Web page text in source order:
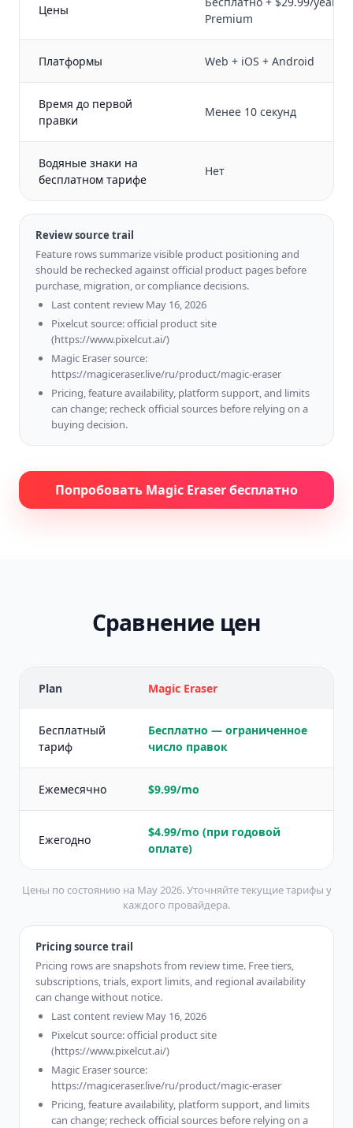
Цены
Premium
Платформы Web + iOS + Android
Время до первой
правки
Менее 10 секунд
Водяные знаки на
бесплатном тарифе
Нет
Review source trail
Feature rows summarize visible product positioning and
should be rechecked against official product pages before
purchase, migration, or compliance decisions.
Last content review May 16, 2026
Pixelcut source: official product site
(https://www.pixelcut.ai/)
Magic Eraser source:
https://magiceraser.live/ru/product/magic-eraser
Pricing, feature availability, platform support, and limits
can change; recheck official sources before relying on a
buying decision.
Попробовать Magic Eraser бесплатно
Сравнение цен
Plan Magic Eraser
Бесплатный
тариф
Бесплатно — ограниченное
число правок
Ежемесячно $9.99/mo
Ежегодно
$4.99/mo (при годовой
оплате)
Цены по состоянию на May 2026. Уточняйте текущие тарифы у
каждого провайдера.
Pricing source trail
Pricing rows are snapshots from review time. Free tiers,
subscriptions, trials, export limits, and regional availability
can change without notice.
Last content review May 16, 2026
Pixelcut source: official product site
(https://www.pixelcut.ai/)
Magic Eraser source:
https://magiceraser.live/ru/product/magic-eraser
Pricing, feature availability, platform support, and limits
can change; recheck official sources before relying on a